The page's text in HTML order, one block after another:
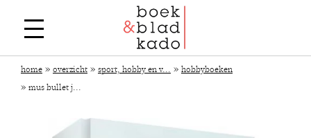
home » overzicht » sport, hobby en v... » hobbyboeken
» mus bullet j...